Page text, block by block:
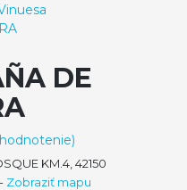
DE
hodnotenie)
KM.4, 42150
- Zobraziť mapu